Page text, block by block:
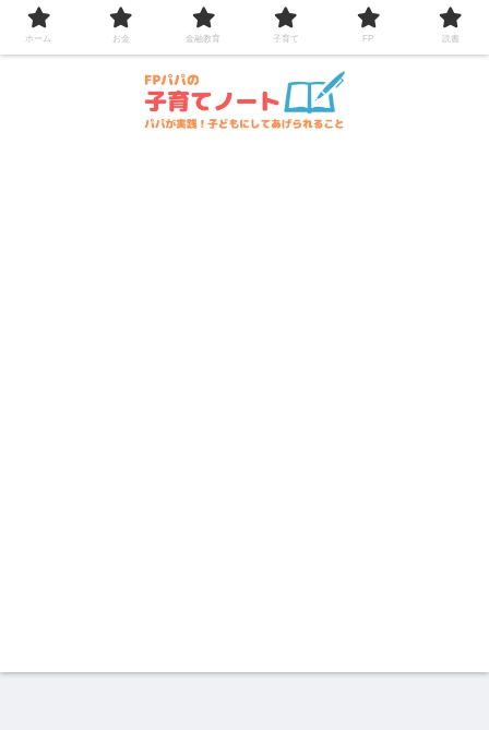
コンテンツへスキップ
ホーム お金 金融教育 子育て FP 読書